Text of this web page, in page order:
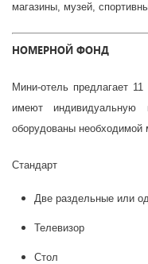
магазины, музей,
НОМЕРНОЙ ФОНД
Мини-отель предлагает
имеют индивидуальную
оборудованы необходимой
Стандарт
Две раздельные или
Телевизор
Стол